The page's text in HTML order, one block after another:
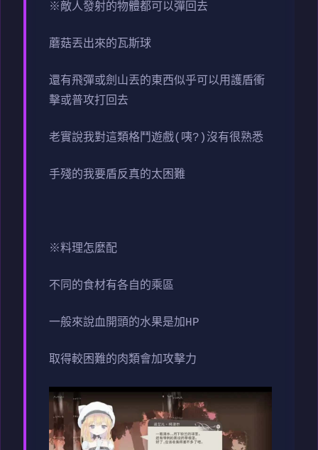
※敵人發射的物體都可以彈回去
蘑菇丟出來的瓦斯球
還有飛彈或劍山丟的東西似乎可以用護盾衝
擊或普攻打回去
老實說我對這類格鬥遊戲(咦?)沒有很熟悉
手殘的我要盾反真的太困難
※料理怎麼配
不同的食材有各自的乘區
一般來說血開頭的水果是加HP
取得較困難的肉類會加攻擊力